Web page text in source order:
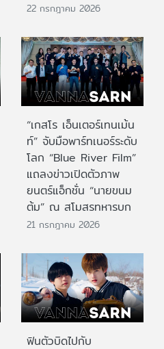
22 กรกฎาคม 2026
“เกสโร เอ็นเตอร์เทนเม้น
ท์” จับมือพาร์ทเนอร์ระดับ
โลก “Blue River Film”
แถลงข่าวเปิดตัวภาพ
ยนตร์แอ็กชั่น “นายขนม
ต้ม” ณ สโมสรทหารบก
21 กรกฎาคม 2026
ฟินตัวบิดไปกับ